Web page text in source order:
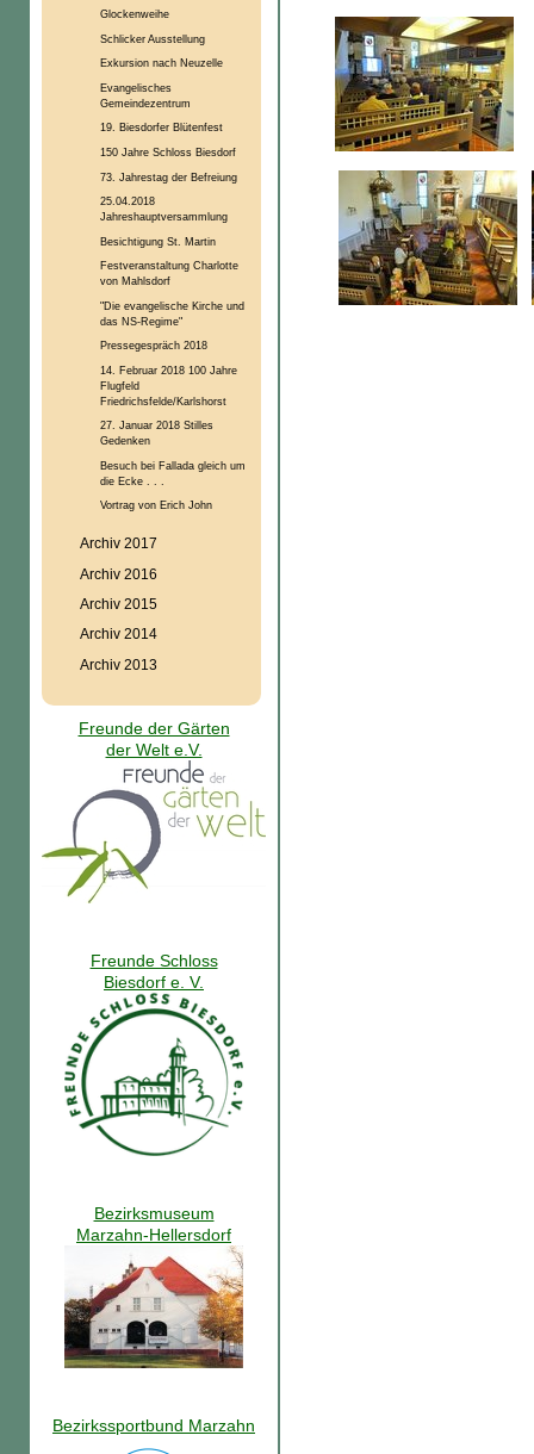
Glockenweihe
Schlicker Ausstellung
Exkursion nach Neuzelle
Evangelisches
Gemeindezentrum
19. Biesdorfer Blütenfest
150 Jahre Schloss Biesdorf
73. Jahrestag der Befreiung
25.04.2018
Jahreshauptversammlung
Besichtigung St. Martin
Festveranstaltung Charlotte
von Mahlsdorf
"Die evangelische Kirche und
das NS-Regime"
Pressegespräch 2018
14. Februar 2018 100 Jahre
Flugfeld
Friedrichsfelde/Karlshorst
27. Januar 2018 Stilles
Gedenken
Besuch bei Fallada gleich um
die Ecke . . .
Vortrag von Erich John
Archiv 2017
Archiv 2016
Archiv 2015
Archiv 2014
Archiv 2013
Freunde der Gärten
der Welt e.V.
Freunde Schloss
Biesdorf e. V.
Bezirksmuseum
Marzahn-Hellersdorf
Bezirkssportbund Marzahn